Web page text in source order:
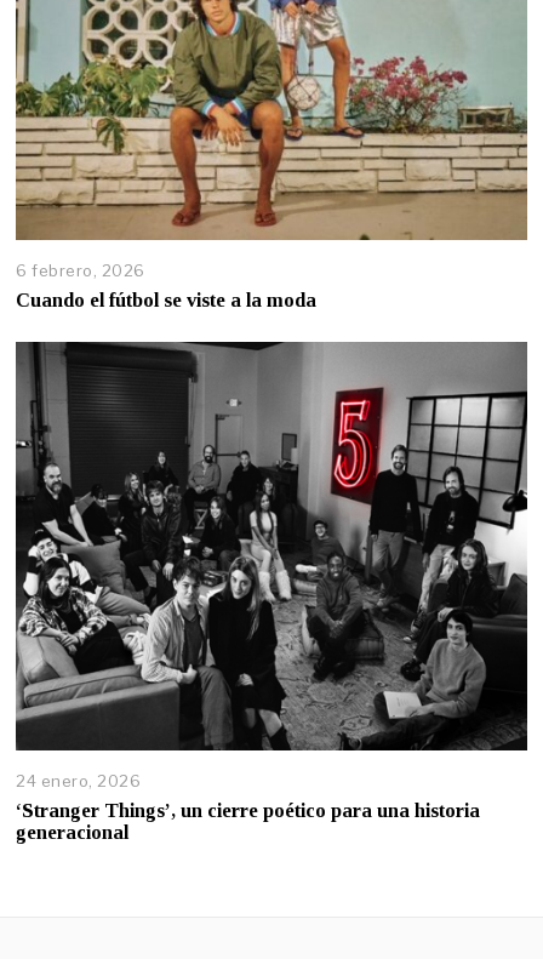
6 febrero, 2026
Cuando el fútbol se viste a la moda
24 enero, 2026
‘Stranger Things’, un cierre poético para una historia
generacional